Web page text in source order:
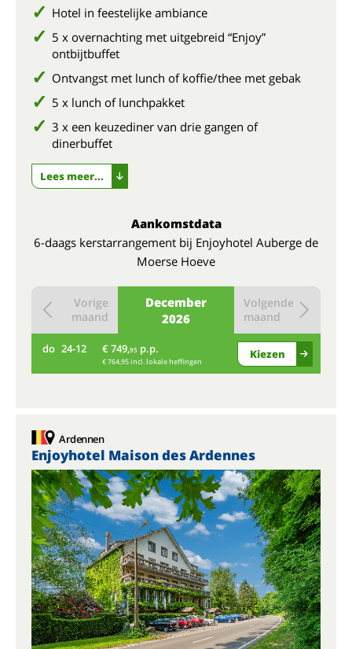
Hotel in feestelijke ambiance
5 x overnachting met uitgebreid “Enjoy”
ontbijtbuffet
Ontvangst met lunch of koffie/thee met gebak
5 x lunch of lunchpakket
3 x een keuzediner van drie gangen of
dinerbuffet
Lees meer...
Aankomstdata
6-daags kerstarrangement bij Enjoyhotel Auberge de
Moerse Hoeve
December
2026
Vorige
maand
Volgende
maand
do 24-12 € 749,95 p.p.
€ 764,95 incl. lokale heffingen
Kiezen
Ardennen
Enjoyhotel Maison des Ardennes